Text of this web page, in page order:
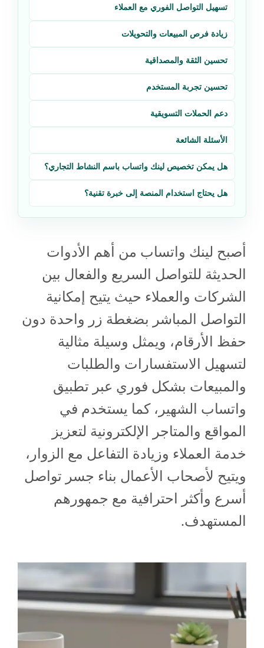
تسهيل التواصل الفوري مع العملاء
زيادة فرص المبيعات والتحويلات
تحسين الثقة والمصداقية
تحسين تجربة المستخدم
دعم الحملات التسويقية
الأسئلة الشائعة
هل يمكن تخصيص لينك واتساب باسم النشاط التجاري؟
هل يحتاج استخدام المنصة إلى خبرة تقنية؟
أصبح لينك واتساب من أهم الأدوات
الحديثة للتواصل السريع والفعال بين
الشركات والعملاء حيث يتيح إمكانية
التواصل المباشر بضغطة زر واحدة دون
حفظ الأرقام، ويمثل وسيلة مثالية
لتسهيل الاستفسارات والطلبات
والمبيعات بشكل فوري عبر تطبيق
واتساب الشهير، كما يستخدم في
المواقع والمتاجر الإلكترونية لتعزيز
خدمة العملاء وزيادة التفاعل مع الزوار،
ويتيح لأصحاب الأعمال بناء جسر تواصل
أسرع وأكثر احترافية مع جمهورهم
المستهدف.